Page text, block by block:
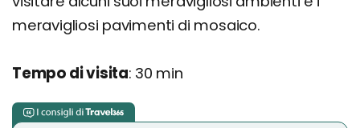
meravigliosi pavimenti di mosaico.
Tempo di visita: 30 min